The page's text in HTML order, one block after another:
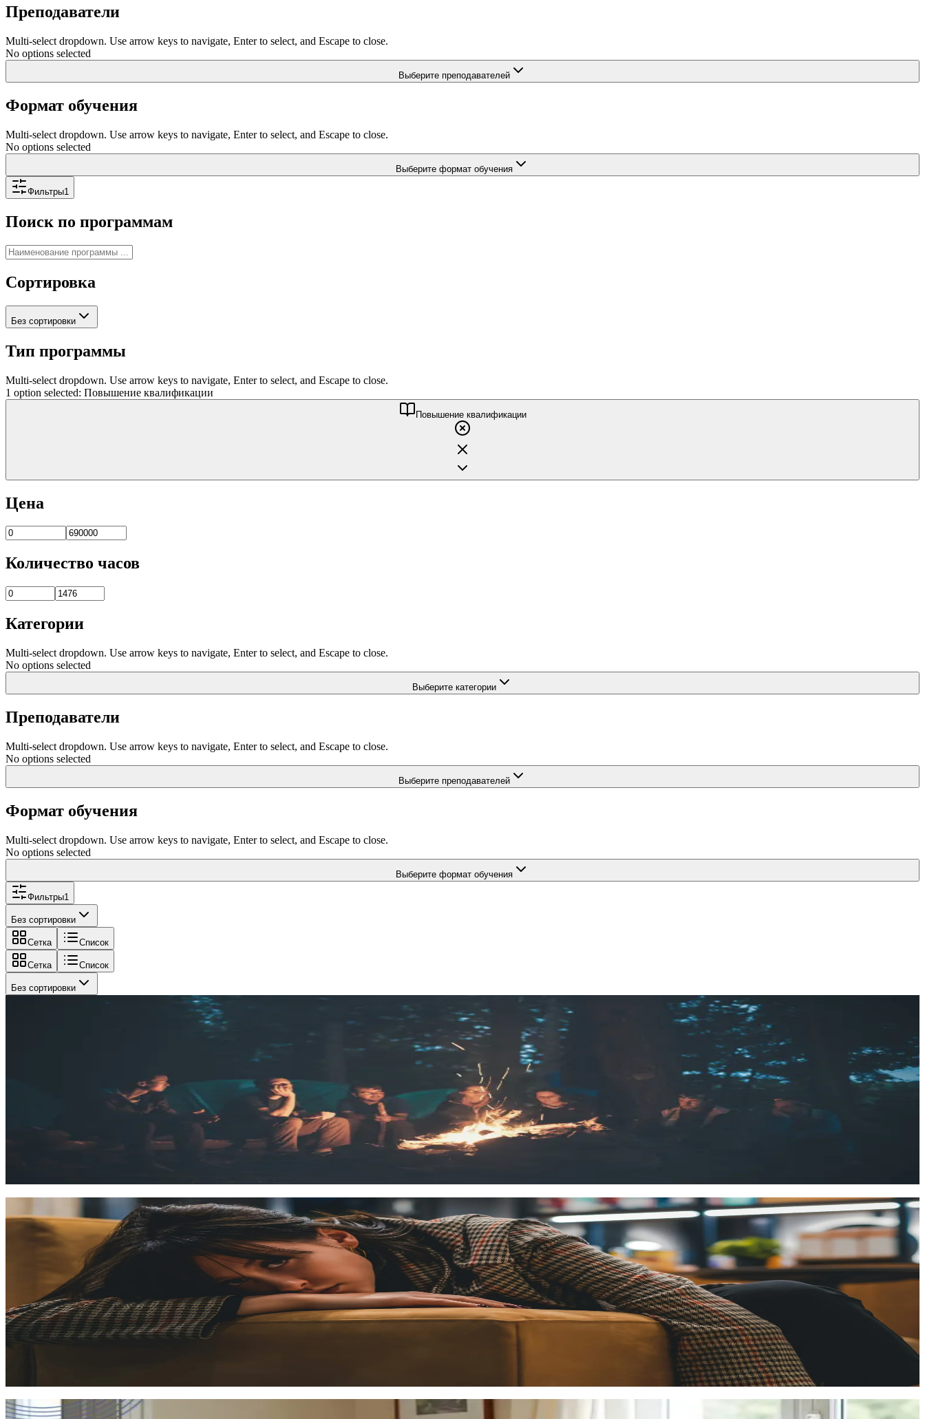
Преподаватели
Multi-select dropdown. Use arrow keys to navigate, Enter to select, and Escape to close.
No options selected
Выберите преподавателей
Формат обучения
Multi-select dropdown. Use arrow keys to navigate, Enter to select, and Escape to close.
No options selected
Выберите формат обучения
Фильтры1
Поиск по программам
Сортировка
Без сортировки
Тип программы
Multi-select dropdown. Use arrow keys to navigate, Enter to select, and Escape to close.
1 option selected: Повышение квалификации
Повышение квалификации
Цена
Количество часов
Категории
Multi-select dropdown. Use arrow keys to navigate, Enter to select, and Escape to close.
No options selected
Выберите категории
Преподаватели
Multi-select dropdown. Use arrow keys to navigate, Enter to select, and Escape to close.
No options selected
Выберите преподавателей
Формат обучения
Multi-select dropdown. Use arrow keys to navigate, Enter to select, and Escape to close.
No options selected
Выберите формат обучения
Фильтры1
Без сортировки
Сетка Список
Сетка Список
Без сортировки
Вожатская деятельность в образовательных организациях
Программа предназначена для формирования компетенций педагогов-организаторов и старших вожатых, координирующих деятельность детский общественных организаций и детского
самоуправления. Вы освоите технологии включения детей в детскую общественную организацию, сопровождения детского самоуправления, развития, кураторства и наставничества в рамках
Российского движения детей и молодёжи «Движение Первых»
01.10.2026
Психологическое консультирование
Интегративная психологическая коррекция кризисных состояний
Обучение по программе даёт возможность расширить представления о видах кризисных ситуаций и кризисных состояний, закономерностях и индивидуальных особенностях реагирования на
психотравмирующие события. Программа предусматривает повышение компетенции при оказании кризисной психокоррекционной помощи с позиций интегративного подхода (био-психо-
социальной модели функционирования человека)
72 часа
07.09.2026
Психологическое консультирование